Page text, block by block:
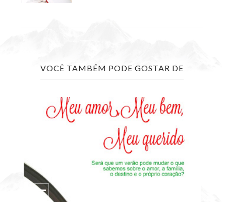
VOCÊ TAMBÉM PODE GOSTAR DE